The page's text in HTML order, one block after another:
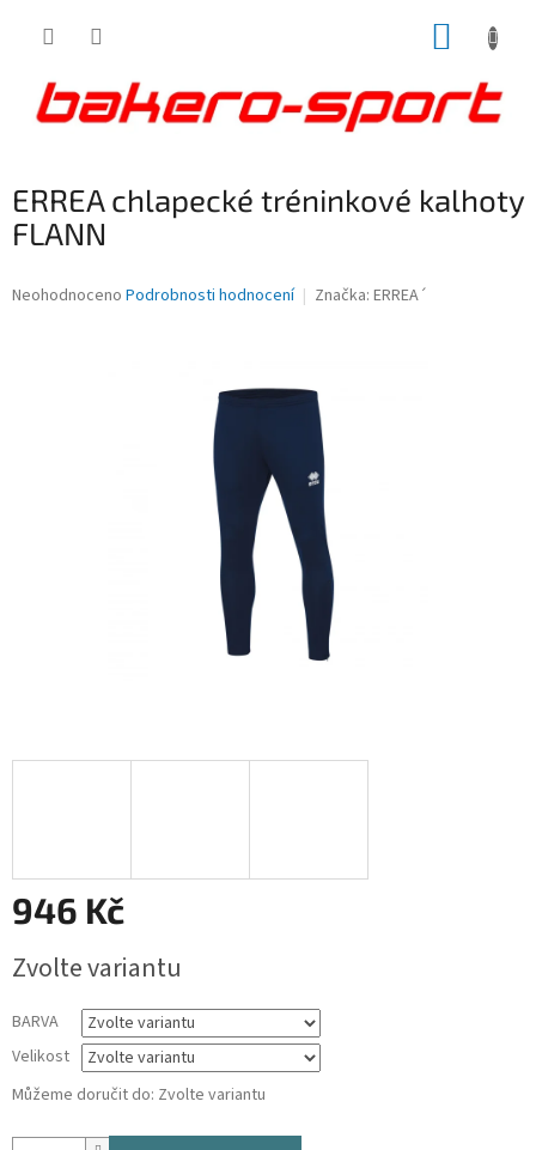
ERREA chlapecké tréninkové kalhoty
FLANN
Průměrné
Neohodnoceno Podrobnosti hodnocení Značka: ERREA´
946 Kč
cena:
Zvolte variantu
BARVA
Velikost
Můžeme doručit do: Zvolte variantu